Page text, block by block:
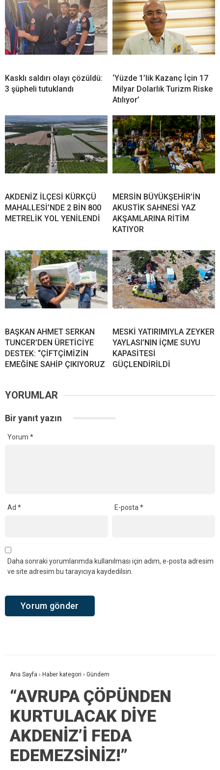
Kasklı saldırı olayı çözüldü:
3 şüpheli tutuklandı
‘Yüzde 1’lik Kazanç İçin 17
Milyar Dolarlık Turizm Riske
Atılıyor’
AKDENİZ İLÇESİ KÜRKÇÜ
MAHALLESİ’NDE 2 BİN 800
METRELİK YOL YENİLENDİ
MERSİN BÜYÜKŞEHİR’İN
AKUSTİK SAHNESİ YAZ
AKŞAMLARINA RİTİM
KATIYOR
BAŞKAN AHMET SERKAN
TUNCER’DEN ÜRETİCİYE
DESTEK: “ÇİFTÇİMİZİN
EMEĞİNE SAHİP ÇIKIYORUZ
MESKİ YATIRIMIYLA ZEYKER
YAYLASI’NIN İÇME SUYU
KAPASİTESİ
GÜÇLENDİRİLDİ
YORUMLAR
Bir yanıt yazın
Yorum *
Ad * E-posta*
Daha sonraki yorumlarımda kullanılması için adım, e-posta adresim
ve site adresim bu tarayıcıya kaydedilsin.
Ana Sayfa › Haber kategori › Gündem
“AVRUPA ÇÖPÜNDEN
KURTULACAK DİYE
AKDENİZ’İ FEDA
EDEMEZSİNİZ!”